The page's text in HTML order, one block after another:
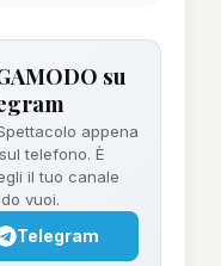
su
appena
telefono. È
il tuo canale
vuoi.
Telegram